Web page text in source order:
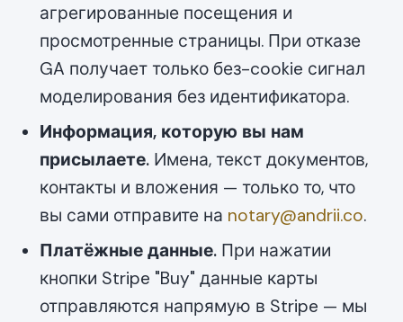
агрегированные посещения и
просмотренные страницы. При отказе
GA получает только без-cookie сигнал
моделирования без идентификатора.
Информация, которую вы нам
присылаете. Имена, текст документов,
контакты и вложения — только то, что
вы сами отправите на notary@andrii.co.
Платёжные данные. При нажатии
кнопки Stripe "Buy" данные карты
отправляются напрямую в Stripe — мы